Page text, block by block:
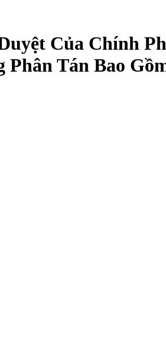
Của Chính
Tán Bao